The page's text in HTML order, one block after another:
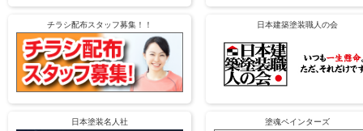
チラシ配布スタッフ募集！！ 日本建築塗装職人の会
日本塗装名人社 塗魂ペインターズ